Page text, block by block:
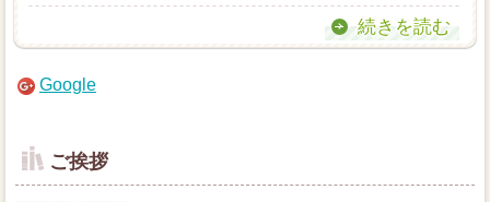
続きを読む
Google
ご挨拶